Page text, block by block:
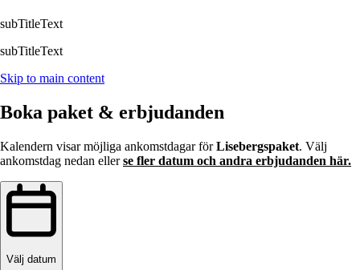
subTitleText
subTitleText
Skip to main content
Boka paket & erbjudanden
Kalendern visar möjliga ankomstdagar förLisebergspaket. Välj
ankomstdag nedan ellerse fler datum och andra erbjudanden här.
Välj datum